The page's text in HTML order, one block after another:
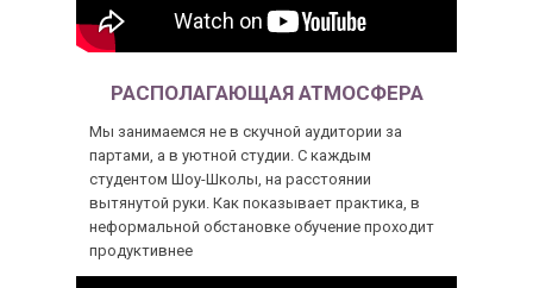
РАСПОЛАГАЮЩАЯ АТМОСФЕРА
Мы занимаемся не в скучной аудитории за
партами, а в уютной студии. С каждым
студентом Шоу-Школы, на расстоянии
вытянутой руки. Как показывает практика, в
неформальной обстановке обучение проходит
продуктивнее